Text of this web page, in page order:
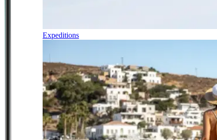
Expeditions